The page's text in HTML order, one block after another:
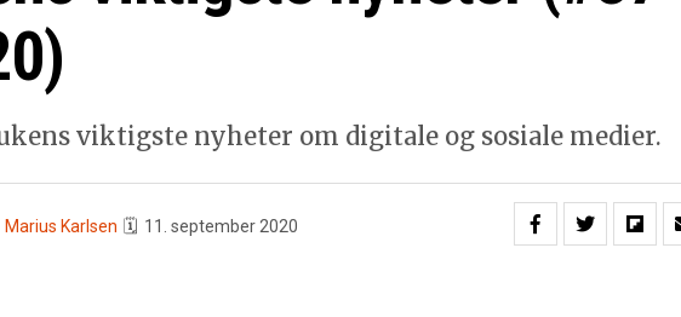
viktigste nyheter om digitale og sosiale medier.
Marius Karlsen 🗓 11. september 2020